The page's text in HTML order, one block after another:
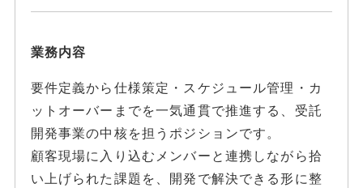
業務内容
要件定義から仕様策定・スケジュール管理・カ
ットオーバーまでを一気通貫で推進する、受託
開発事業の中核を担うポジションです。
顧客現場に入り込むメンバーと連携しながら拾
い上げられた課題を、開発で解決できる形に整